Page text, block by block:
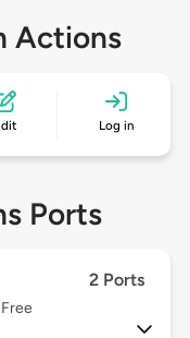
Actions
Log in
Ports
2 Ports